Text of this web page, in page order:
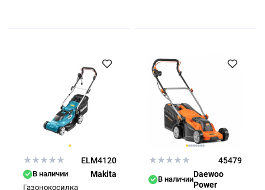
ELM4120
В наличии Makita
Газонокосилка
45479
В наличии
Daewoo
Power